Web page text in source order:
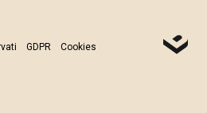
GDPR Cookies